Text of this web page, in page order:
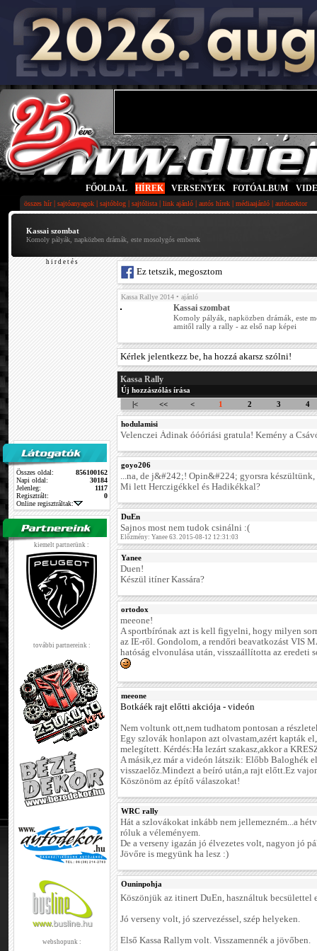
FŐOLDAL HÍREK VERSENYEK FOTÓALBUM
összes hír| sajtóanyagok | sajtóblog | sajtólista | link ajánló | autós hírek | médiaajánló | autószektor
Kassai szombat
Komoly pályák, napközben drámák, este mosolygós emberek
h i r d e t é s
Összes oldal:
856100162
Napi oldal:
30184
Jelenleg:
1117
Regisztrált:
0
Online regisztráltak:
kiemelt partnerünk :
további partnereink :
webshopunk :
Ez tetszik, megosztom
Kassa Rallye 2014 • ajánló
Kassai szombat
Komoly pályák, napközben drámák, este
amitől rally a rally - az első nap képei
Kérlek jelentkezz be, ha hozzá akarsz szólni!
Kassa Rally
Új hozzászólás írása
|<
<< < 1 2 3 4
hodulamisi
Velenczei Ádinak óóóriási gratula! Kemény a
goyo206
...na, de j&#242;! Opin&#224; gyorsra
Mi lett Herczigékkel és Hadikékkal?
DuEn
Sajnos most nem tudok csinálni :(
Előzmény: Yanee 63. 2015-08-12 12:31:03
Yanee
Duen!
Készül itíner Kassára?
ortodox
meeone!
A sportbírónak azt is kell figyelni, hogy milyen
az IE-ről. Gondolom, a rendőri beavatkozást VIS
hatóság elvonulása után, visszaállította az eredeti
meeone
Botkáék rajt előtti akciója - videón
Nem voltunk ott,nem tudhatom pontosan a
Egy szlovák honlapon azt olvastam,azért kapták
melegített. Kérdés:Ha lezárt szakasz,akkor a
A másik,ez már a videón látszik: Előbb Baloghék
visszaelőz.Mindezt a beíró után,a rajt előtt.Ez
Köszönöm az építő válaszokat!
WRC rally
Hát a szlovákokat inkább nem jellemezném...a
róluk a véleményem.
De a verseny igazán jó élvezetes volt, nagyon jó
Jövőre is megyünk ha lesz :)
Ouninpohja
Köszönjük az itinert DuEn, használtuk becsülettel
Jó verseny volt, jó szervezéssel, szép helyeken.
Első Kassa Rallym volt. Visszamennék a jövőben.